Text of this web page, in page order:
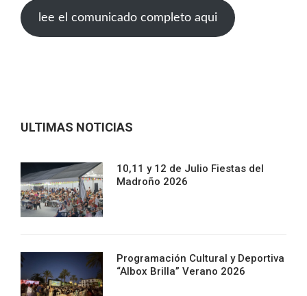
lee el comunicado completo aqui
ULTIMAS NOTICIAS
10,11 y 12 de Julio Fiestas del
Madroño 2026
Programación Cultural y Deportiva
“Albox Brilla” Verano 2026